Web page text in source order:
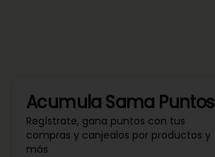
Acumula Sama Puntos
Regístrate, gana puntos con tus
compras y canjealos por productos y
más